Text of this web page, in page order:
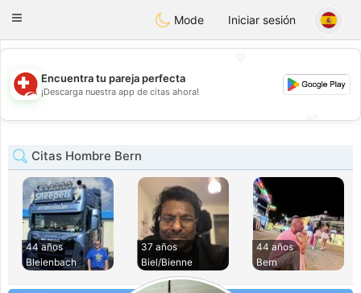
Suissi
Toggle
Mode Iniciar sesión
💖
💕
Encuentra tu pareja perfecta
¡Descarga nuestra app de citas ahora!
Citas Hombre Bern
44 años
Bleienbach
37 años
Biel/Bienne
44 años
Bern